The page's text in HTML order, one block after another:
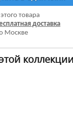
товара
доставка
Москве
коллекции